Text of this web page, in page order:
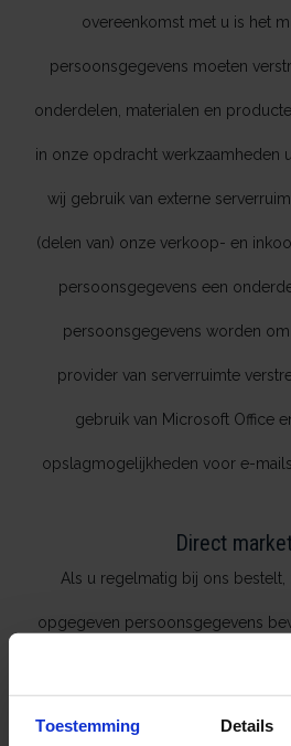
Toestemming Details
overeenkomst met u is het
persoonsgegevens moeten
onderdelen, materialen en
in onze opdracht werkzaamheden
wij gebruik van externe
(delen van) onze verkoop- en
persoonsgegevens een
persoonsgegevens worden
provider van serverruimte
gebruik van Microsoft Office
opslagmogelijkheden voor e-
Direct
Als u regelmatig bij ons
opgegeven persoonsgegevens
u in de toekomst persoonlijk per